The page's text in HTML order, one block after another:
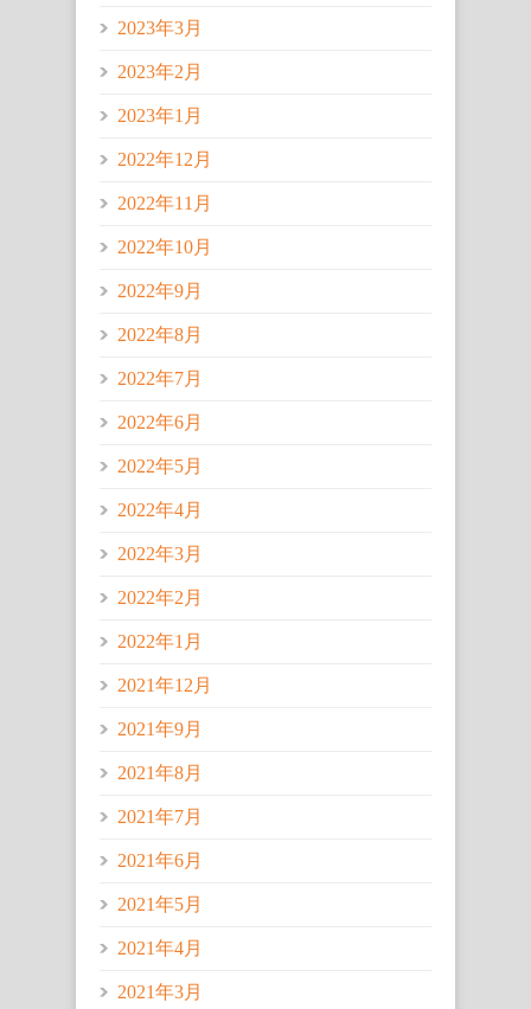
2023年3月
2023年2月
2023年1月
2022年12月
2022年11月
2022年10月
2022年9月
2022年8月
2022年7月
2022年6月
2022年5月
2022年4月
2022年3月
2022年2月
2022年1月
2021年12月
2021年9月
2021年8月
2021年7月
2021年6月
2021年5月
2021年4月
2021年3月